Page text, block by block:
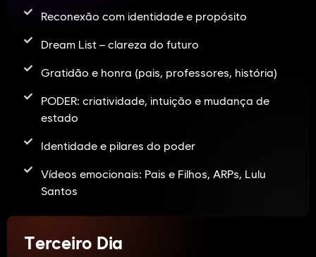
Reconexão com identidade e propósito
Dream List – clareza do futuro
Gratidão e honra (pais, professores, história)
PODER: criatividade, intuição e mudança de
estado
Identidade e pilares do poder
Vídeos emocionais: Pais e Filhos, ARPs, Lulu
Santos
Terceiro Dia